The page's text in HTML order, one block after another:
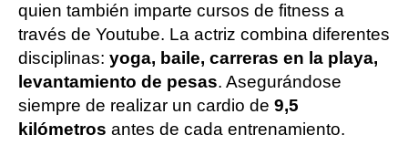
quien también imparte cursos de fitness a
través de Youtube. La actriz combina diferentes
disciplinas: yoga, baile, carreras en la playa,
levantamiento de pesas. Asegurándose
siempre de realizar un cardio de 9,5
kilómetros antes de cada entrenamiento.